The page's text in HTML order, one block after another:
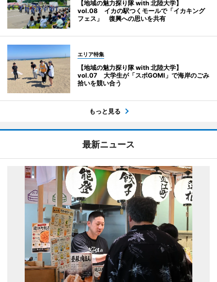
【地域の魅力探り隊 with 北陸大学】
vol.08 イカの駅つくモールで「イカキング
フェス」 復興への思いを共有
エリア特集
【地域の魅力探り隊 with 北陸大学】
vol.07 大学生が「スポGOMI」で海岸のごみ
拾いを競い合う
もっと見る
最新ニュース